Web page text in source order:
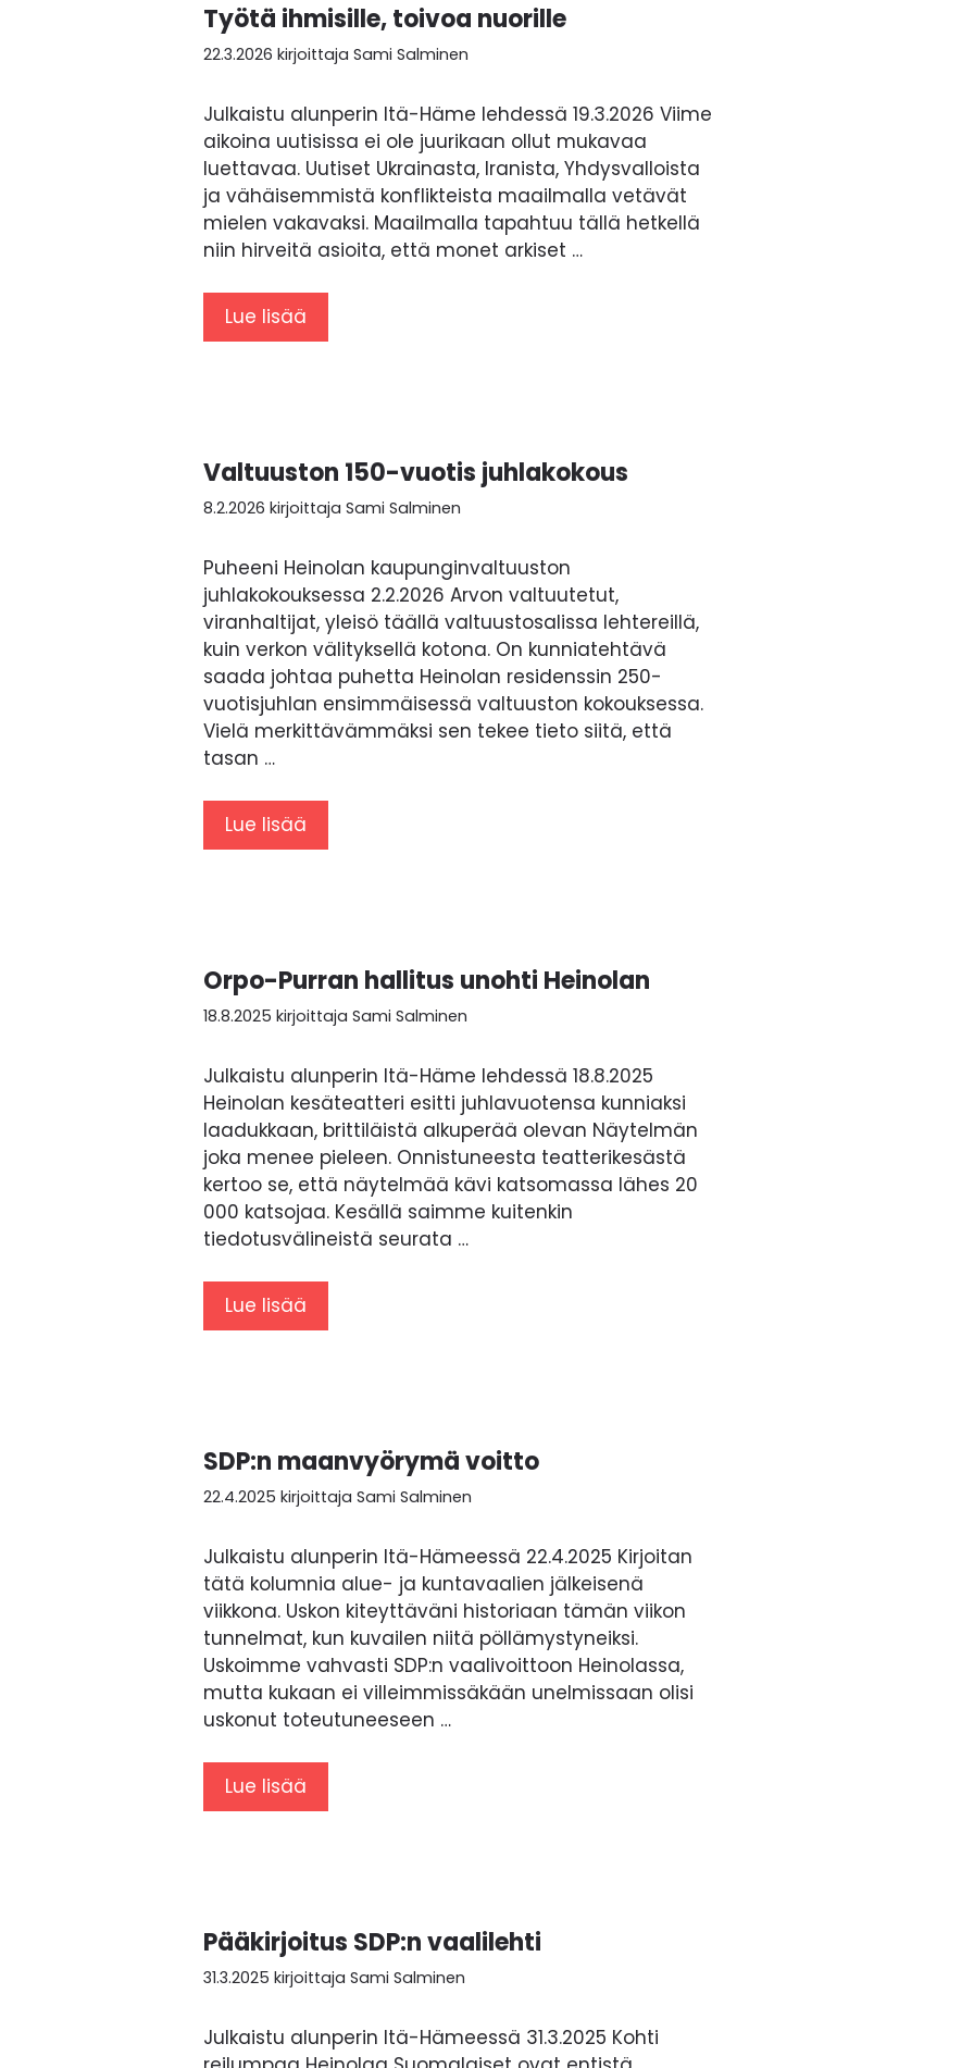
Työtä ihmisille, toivoa nuorille
22.3.2026 kirjoittaja Sami Salminen
Julkaistu alunperin Itä-Häme lehdessä 19.3.2026 Viime
aikoina uutisissa ei ole juurikaan ollut mukavaa
luettavaa. Uutiset Ukrainasta, Iranista, Yhdysvalloista
ja vähäisemmistä konflikteista maailmalla vetävät
mielen vakavaksi. Maailmalla tapahtuu tällä hetkellä
niin hirveitä asioita, että monet arkiset …
Lue lisää
Valtuuston 150-vuotis juhlakokous
8.2.2026 kirjoittaja Sami Salminen
Puheeni Heinolan kaupunginvaltuuston
juhlakokouksessa 2.2.2026 Arvon valtuutetut,
viranhaltijat, yleisö täällä valtuustosalissa lehtereillä,
kuin verkon välityksellä kotona. On kunniatehtävä
saada johtaa puhetta Heinolan residenssin 250-
vuotisjuhlan ensimmäisessä valtuuston kokouksessa.
Vielä merkittävämmäksi sen tekee tieto siitä, että
tasan …
Lue lisää
Orpo-Purran hallitus unohti Heinolan
18.8.2025 kirjoittaja Sami Salminen
Julkaistu alunperin Itä-Häme lehdessä 18.8.2025
Heinolan kesäteatteri esitti juhlavuotensa kunniaksi
laadukkaan, brittiläistä alkuperää olevan Näytelmän
joka menee pieleen. Onnistuneesta teatterikesästä
kertoo se, että näytelmää kävi katsomassa lähes 20
000 katsojaa. Kesällä saimme kuitenkin
tiedotusvälineistä seurata …
Lue lisää
SDP:n maanvyörymä voitto
22.4.2025 kirjoittaja Sami Salminen
Julkaistu alunperin Itä-Hämeessä 22.4.2025 Kirjoitan
tätä kolumnia alue- ja kuntavaalien jälkeisenä
viikkona. Uskon kiteyttäväni historiaan tämän viikon
tunnelmat, kun kuvailen niitä pöllämystyneiksi.
Uskoimme vahvasti SDP:n vaalivoittoon Heinolassa,
mutta kukaan ei villeimmissäkään unelmissaan olisi
uskonut toteutuneeseen …
Lue lisää
Pääkirjoitus SDP:n vaalilehti
31.3.2025 kirjoittaja Sami Salminen
Julkaistu alunperin Itä-Hämeessä 31.3.2025 Kohti